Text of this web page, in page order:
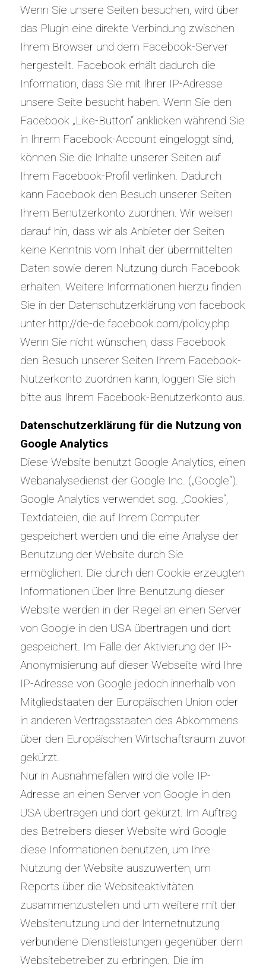
Wenn Sie unsere Seiten besuchen, wird über
das Plugin eine direkte Verbindung zwischen
Ihrem Browser und dem Facebook-Server
hergestellt. Facebook erhält dadurch die
Information, dass Sie mit Ihrer IP-Adresse
unsere Seite besucht haben. Wenn Sie den
Facebook „Like-Button“ anklicken während Sie
in Ihrem Facebook-Account eingeloggt sind,
können Sie die Inhalte unserer Seiten auf
Ihrem Facebook-Profil verlinken. Dadurch
kann Facebook den Besuch unserer Seiten
Ihrem Benutzerkonto zuordnen. Wir weisen
darauf hin, dass wir als Anbieter der Seiten
keine Kenntnis vom Inhalt der übermittelten
Daten sowie deren Nutzung durch Facebook
erhalten. Weitere Informationen hierzu finden
Sie in der Datenschutzerklärung von facebook
unter http://de-de.facebook.com/policy.php
Wenn Sie nicht wünschen, dass Facebook
den Besuch unserer Seiten Ihrem Facebook-
Nutzerkonto zuordnen kann, loggen Sie sich
bitte aus Ihrem Facebook-Benutzerkonto aus.
Datenschutzerklärung für die Nutzung von
Google Analytics
Diese Website benutzt Google Analytics, einen
Webanalysedienst der Google Inc. („Google“).
Google Analytics verwendet sog. „Cookies“,
Textdateien, die auf Ihrem Computer
gespeichert werden und die eine Analyse der
Benutzung der Website durch Sie
ermöglichen. Die durch den Cookie erzeugten
Informationen über Ihre Benutzung dieser
Website werden in der Regel an einen Server
von Google in den USA übertragen und dort
gespeichert. Im Falle der Aktivierung der IP-
Anonymisierung auf dieser Webseite wird Ihre
IP-Adresse von Google jedoch innerhalb von
Mitgliedstaaten der Europäischen Union oder
in anderen Vertragsstaaten des Abkommens
über den Europäischen Wirtschaftsraum zuvor
gekürzt.
Nur in Ausnahmefällen wird die volle IP-
Adresse an einen Server von Google in den
USA übertragen und dort gekürzt. Im Auftrag
des Betreibers dieser Website wird Google
diese Informationen benutzen, um Ihre
Nutzung der Website auszuwerten, um
Reports über die Websiteaktivitäten
zusammenzustellen und um weitere mit der
Websitenutzung und der Internetnutzung
verbundene Dienstleistungen gegenüber dem
Websitebetreiber zu erbringen. Die im